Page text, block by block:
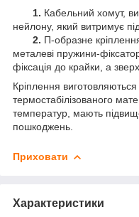
1. Кабельний хомут,
нейлону, який витримує
2. П-образне
металеві пружини-
фіксація до крайки, а
Кріплення виготовляються
термостабілізованого
температур, мають
пошкоджень.
Приховати
Характеристики